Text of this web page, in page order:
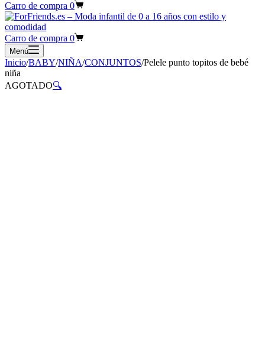
Carro de compra 0
Carro de compra 0
Menú
Inicio/BABY/NIÑA/CONJUNTOS/Pelele punto topitos de bebé
niña
AGOTADO🔍